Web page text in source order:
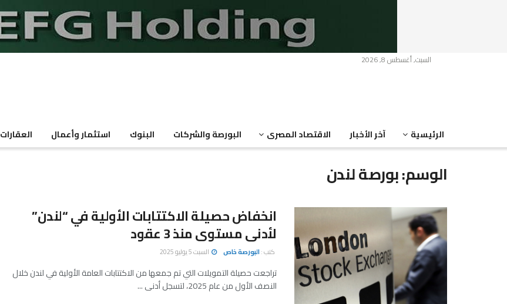
السبت, أغسطس 8, 2026
الرئيسية آخر الأخبار الاقتصاد المصرى البورصة والشركات البنوك استثمار وأعمال العقارات
الوسم:بورصة لندن
انخفاض حصيلة الاكتتابات الأولية في “لندن”
لأدنى مستوى منذ 3 عقود
كتب :البورصة خاص السبت 5 يوليو 2025
تراجعت حصيلة التمويلات التي تم جمعها من الاكتتابات العامة الأولية في لندن خلال
النصف الأول من عام 2025، لتسجل أدنى ...